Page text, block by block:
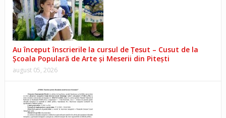
Au început înscrierile la cursul de Țesut – Cusut de la
Școala Populară de Arte și Meserii din Pitești
august 05, 2026